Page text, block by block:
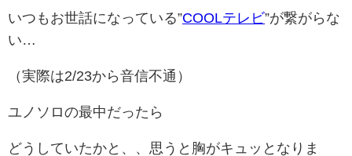
いつもお世話になっている”COOLテレビ”が繋がらな
い…
（実際は2/23から音信不通）
ユノソロの最中だったら
どうしていたかと、、思うと胸がキュッとなりま